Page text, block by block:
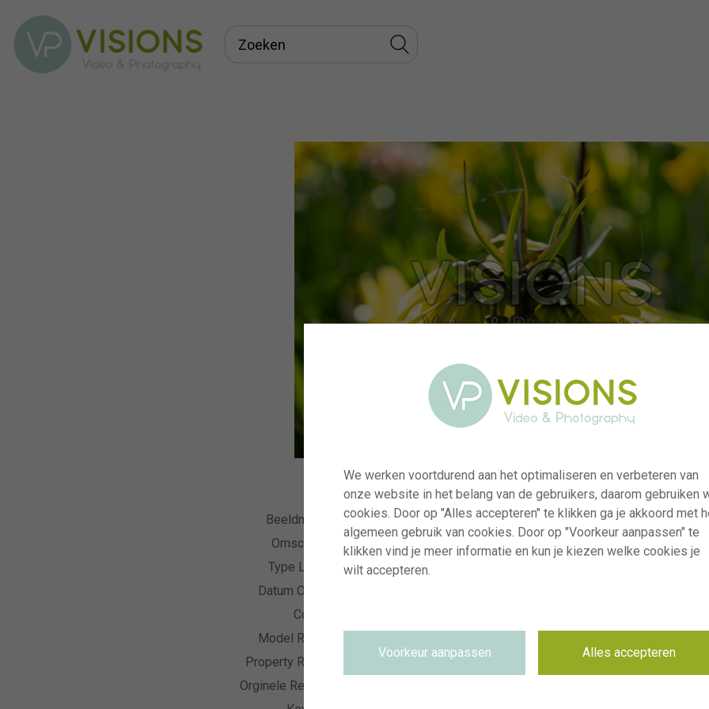
Beeldnummer
visi240909
Omschrijving
Fritillaria Helena®
Type Licentie
RM
Datum Opname
Collectie
Model Release
Property Release
Niet van toepassing
Orginele Resolutie
We werken voortdurend aan het optimaliseren en verbeteren van
onze website in het belang van de gebruikers, daarom gebruiken
cookies. Door op "Alles accepteren" te klikken ga je akkoord met
algemeen gebruik van cookies. Door op "Voorkeur aanpassen" te
klikken vind je meer informatie en kun je kiezen welke cookies je
wilt accepteren.
Voorkeur aanpassen Alles accepteren